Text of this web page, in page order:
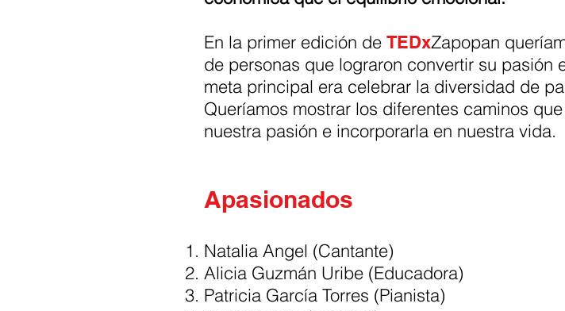
En la primer edición de TEDxZapopan
de personas que lograron convertir su pasión
meta principal era celebrar la diversidad de
Queríamos mostrar los diferentes caminos
nuestra pasión e incorporarla en nuestra vida.
Apasionados
Natalia Angel (Cantante)
Alicia Guzmán Uribe (Educadora)
Patricia García Torres (Pianista)